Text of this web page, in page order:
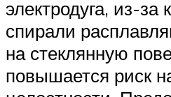
электродуга, из-за
спирали
на стеклянную
повышается риск